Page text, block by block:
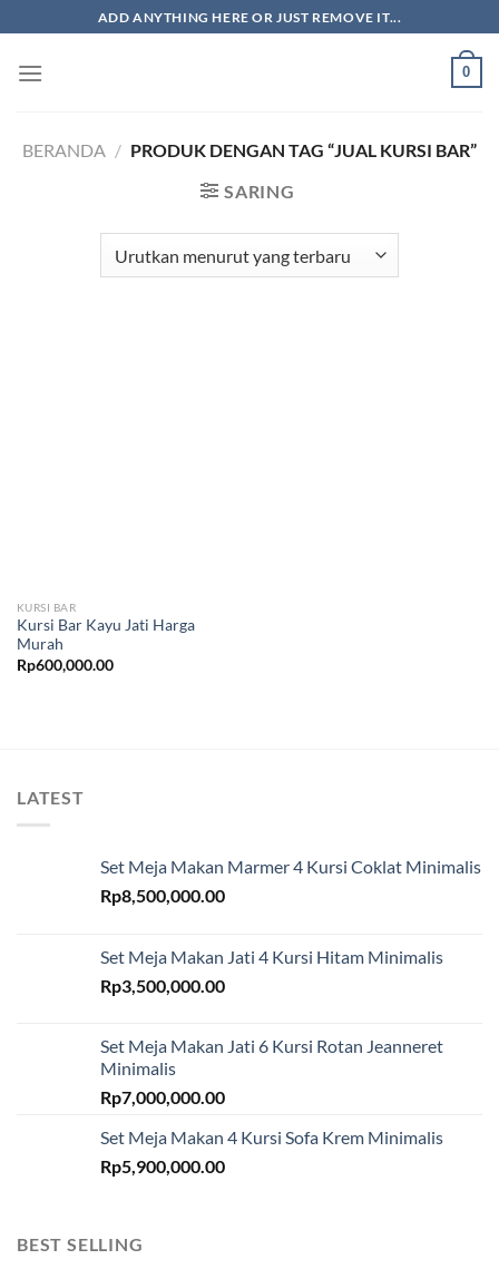
to
content
ADD ANYTHING HERE OR JUST REMOVE IT...
0
BERANDA / PRODUK DENGAN TAG “JUAL KURSI BAR”
SARING
KURSI BAR
Kursi Bar Kayu Jati Harga
Murah
Rp600,000.00
LATEST
Set Meja Makan Marmer 4 Kursi Coklat Minimalis
Rp8,500,000.00
Set Meja Makan Jati 4 Kursi Hitam Minimalis
Rp3,500,000.00
Set Meja Makan Jati 6 Kursi Rotan Jeanneret
Minimalis
Rp7,000,000.00
Set Meja Makan 4 Kursi Sofa Krem Minimalis
Rp5,900,000.00
BEST SELLING